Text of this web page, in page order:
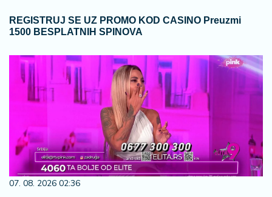
REGISTRUJ SE UZ PROMO KOD CASINO Preuzmi
1500 BESPLATNIH SPINOVA
07. 08. 2026 02:36